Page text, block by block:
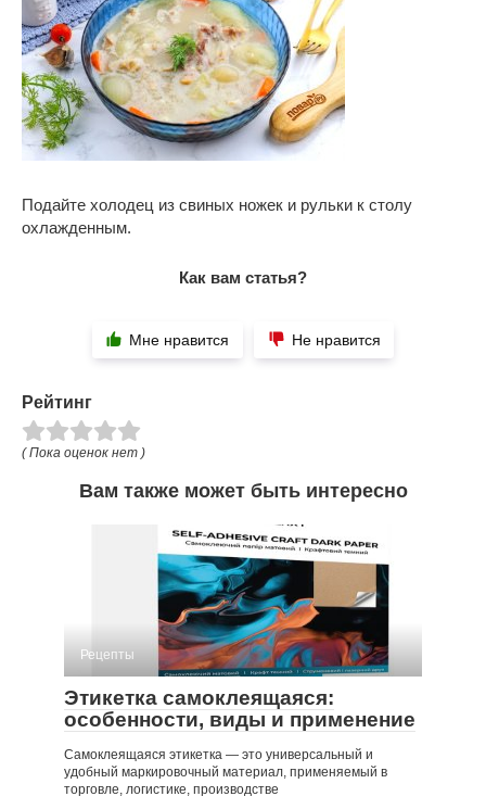
Подайте холодец из свиных ножек и рульки к столу
охлажденным.
Как вам статья?
Мне нравится Не нравится
Рейтинг
( Пока оценок нет )
Вам также может быть интересно
Рецепты
Этикетка самоклеящаяся:
особенности, виды и применение
Самоклеящаяся этикетка — это универсальный и
удобный маркировочный материал, применяемый в
торговле, логистике, производстве